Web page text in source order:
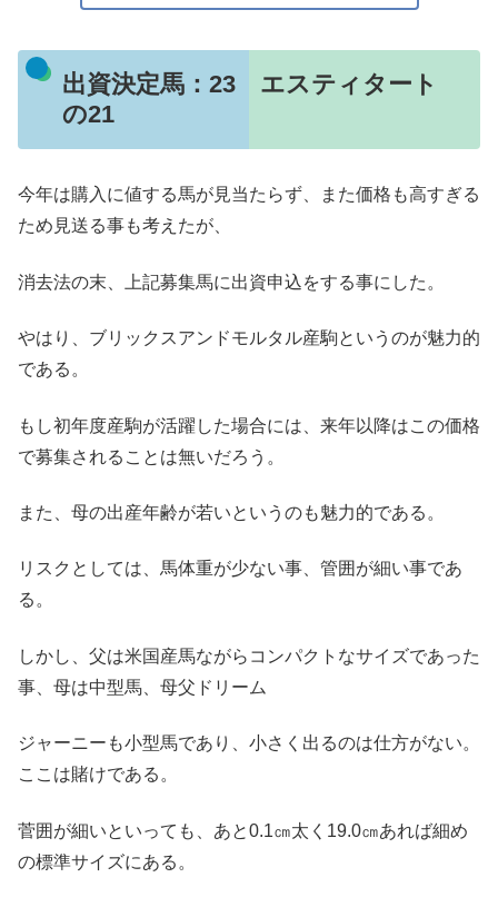
出資決定馬：23 エスティタート
の21
今年は購入に値する馬が見当たらず、また価格も高すぎる
ため見送る事も考えたが、
消去法の末、上記募集馬に出資申込をする事にした。
やはり、ブリックスアンドモルタル産駒というのが魅力的
である。
もし初年度産駒が活躍した場合には、来年以降はこの価格
で募集されることは無いだろう。
また、母の出産年齢が若いというのも魅力的である。
リスクとしては、馬体重が少ない事、管囲が細い事であ
る。
しかし、父は米国産馬ながらコンパクトなサイズであった
事、母は中型馬、母父ドリーム
ジャーニーも小型馬であり、小さく出るのは仕方がない。
ここは賭けである。
菅囲が細いといっても、あと0.1㎝太く19.0㎝あれば細め
の標準サイズにある。